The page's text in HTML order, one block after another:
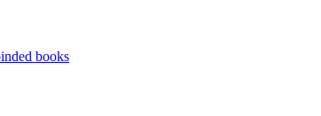
books